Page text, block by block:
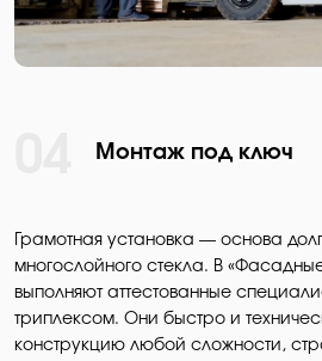
Монтаж под ключ
Грамотная установка — основа
многослойного стекла. В
выполняют аттестованные
триплексом. Они быстро и
конструкцию любой сложности,